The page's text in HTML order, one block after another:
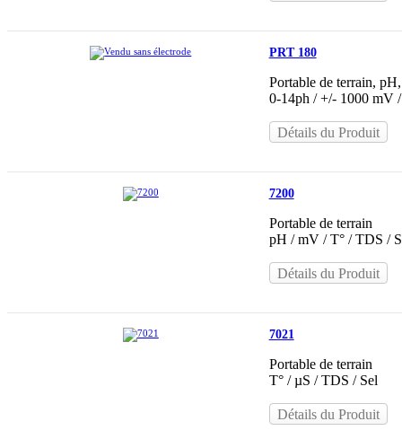
PRT 180
Portable de terrain,
0-14ph / +/- 1000 mV
Détails du Produit
7200
Portable de terrain
pH / mV / T° / TDS /
Détails du Produit
7021
Portable de terrain
T° / µS / TDS / Sel
Détails du Produit